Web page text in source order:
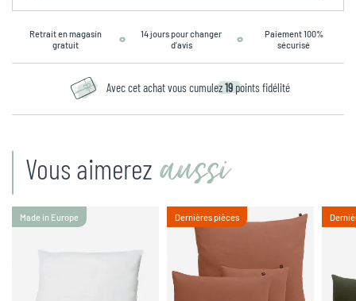
Retrait en magasin
gratuit
14 jours pour changer
d’avis
Paiement 100%
sécurisé
Avec cet achat vous cumulez19 points fidélité
Vous aimerez aussi
Made in Europe Dernières pièces